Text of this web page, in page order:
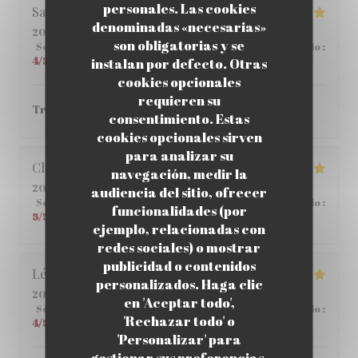
personales. Las cookies
denominadas «necesarias»
son obligatorias y se
instalan por defecto. Otras
cookies opcionales
requieren su
consentimiento. Estas
cookies opcionales sirven
para analizar su
navegación, medir la
audiencia del sitio, ofrecer
funcionalidades (por
ejemplo, relacionadas con
redes sociales) o mostrar
publicidad o contenidos
personalizados. Haga clic
en 'Aceptar todo',
'Rechazar todo' o
'Personalizar' para
Sabria
2026-06-01- 12:00 - Invitados 6
Servicio
Ambiente:4/5 Menú:5/5 Calidad / Precio :
4/5
Très bon ! je vous le recommande.
Christophe
2026-05-25- 12:45 - Invitados 2
Servicio
/5 Ambiente: 5/5 Menú: 4/5 Calidad / Precio:
5/5
Léane
2026-05-14
- 20:00 - Invitados 2
Servicio
Ambiente:5/5 Menú:5/5 Calidad / Precio :
4/5